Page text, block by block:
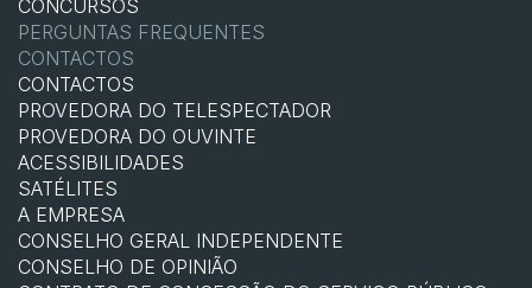
CONCURSOS
PERGUNTAS FREQUENTES
CONTACTOS
CONTACTOS
PROVEDORA DO TELESPECTADOR
PROVEDORA DO OUVINTE
ACESSIBILIDADES
SATÉLITES
A EMPRESA
CONSELHO GERAL INDEPENDENTE
CONSELHO DE OPINIÃO